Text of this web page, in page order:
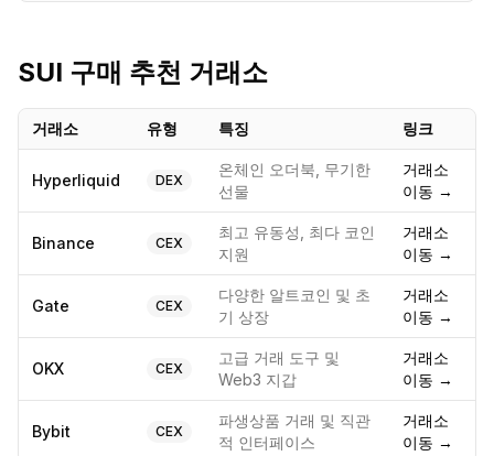
SUI 구매 추천 거래소
거래소 유형 특징 링크
Hyperliquid DEX
온체인 오더북, 무기한
선물
거래소
이동 →
Binance CEX
최고 유동성, 최다 코인
지원
거래소
이동 →
Gate CEX
다양한 알트코인 및 초
기 상장
거래소
이동 →
OKX CEX
고급 거래 도구 및
Web3 지갑
거래소
이동 →
Bybit CEX
파생상품 거래 및 직관
적 인터페이스
거래소
이동 →